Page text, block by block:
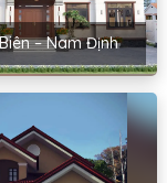
– Nam Định